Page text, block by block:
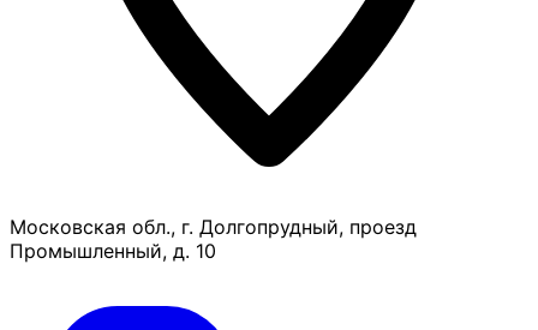
Московская обл., г. Долгопрудный, проезд
Промышленный, д. 10